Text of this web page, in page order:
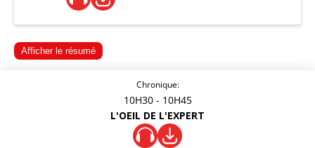
Afficher le résumé
Chronique:
10H30 - 10H45
L'OEIL DE L'EXPERT